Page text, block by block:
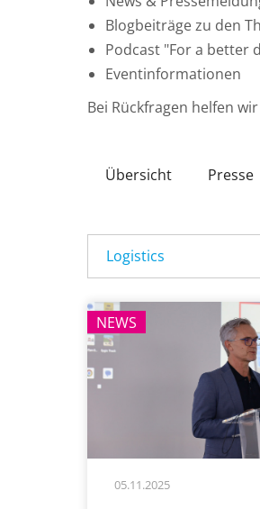
Blogbeiträge zu den
Podcast "For a better
Eventinformationen
Bei Rückfragen helfen
Übersicht Presse
Logistics
NEWS
05.11.2025